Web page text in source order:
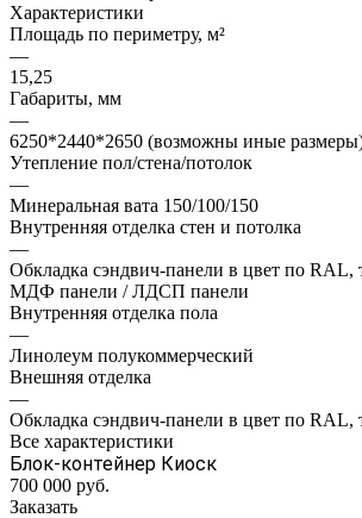
Характеристики
Площадь по периметру, м²
—
15,25
Габариты, мм
—
6250*2440*2650 (возможны иные
Утепление пол/стена/потолок
—
Минеральная вата 150/100/150
Внутренняя отделка стен и потолка
—
Обкладка сэндвич-панели в цвет по
МДФ панели / ЛДСП панели
Внутренняя отделка пола
—
Линолеум полукоммерческий
Внешняя отделка
—
Обкладка сэндвич-панели в цвет по
Все характеристики
Блок-контейнер Киоск
700 000 руб.
Заказать